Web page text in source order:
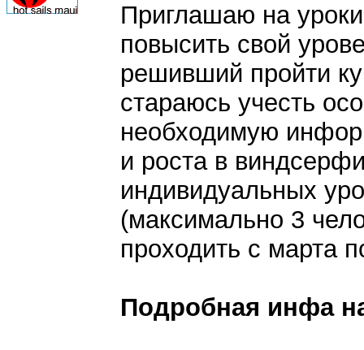
Приглашаю на
повысить свой
решивший пройти
стараюсь учесть
необходимую
и роста в
индивидуальных
(максимально 3
проходить с марта
Подробная инфа